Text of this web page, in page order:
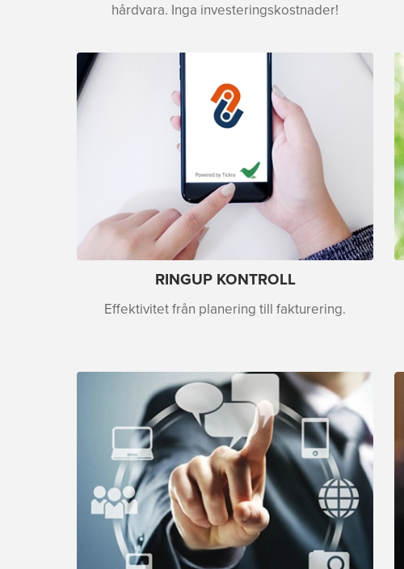
hårdvara. Inga investeringskostnader!
RINGUP KONTROLL
Effektivitet från planering till fakturering.